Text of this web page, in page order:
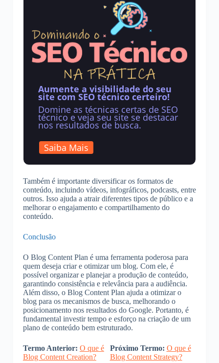
Aumente a visibilidade do seu
site com SEO técnico certeiro!
Domine as técnicas certas de SEO
técnico e veja seu site se destacar
nos resultados de busca.
Saiba Mais
Também é importante diversificar os formatos de
conteúdo, incluindo vídeos, infográficos, podcasts, entre
outros. Isso ajuda a atrair diferentes tipos de público e a
melhorar o engajamento e compartilhamento do
conteúdo.
Conclusão
O Blog Content Plan é uma ferramenta poderosa para
quem deseja criar e otimizar um blog. Com ele, é
possível organizar e planejar a produção de conteúdo,
garantindo consistência e relevância para a audiência.
Além disso, o Blog Content Plan ajuda a otimizar o
blog para os mecanismos de busca, melhorando o
posicionamento nos resultados do Google. Portanto, é
fundamental investir tempo e esforço na criação de um
plano de conteúdo bem estruturado.
Termo Anterior: O que é
Blog Content Creation?
Próximo Termo: O que é
Blog Content Strategy?